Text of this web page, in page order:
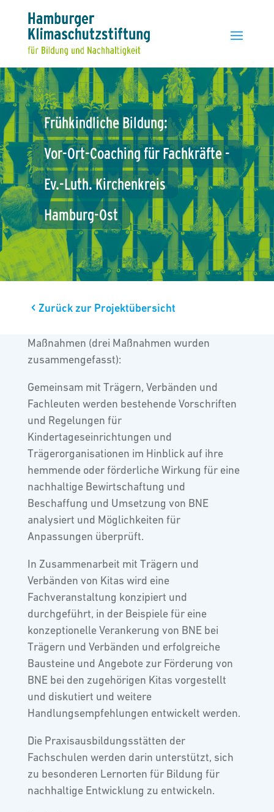
Frühkindliche Bildung:
Vor-Ort-Coachingfür Fachkräfte-
Ev.-Luth.Kirchenkreis
Hamburg-Ost
Zurück zur Projektübersicht
Maßnahmen (drei Maßnahmen wurden
zusammengefasst):
Gemeinsam mit Trägern, Verbänden und
Fachleuten werden bestehende Vorschriften
und Regelungen für
Kindertageseinrichtungen und
Trägerorganisationen im Hinblick auf ihre
hemmende oder förderliche Wirkung für eine
nachhaltige Bewirtschaftung und
Beschaffung und Umsetzung von BNE
analysiert und Möglichkeiten für
Anpassungen überprüft.
In Zusammenarbeit mit Trägern und
Verbänden von Kitas wird eine
Fachveranstaltung konzipiert und
durchgeführt, in der Beispiele für eine
konzeptionelle Verankerung von BNE bei
Trägern und Verbänden und erfolgreiche
Bausteine und Angebote zur Förderung von
BNE bei den zugehörigen Kitas vorgestellt
und diskutiert und weitere
Handlungsempfehlungen entwickelt werden.
Die Praxisausbildungsstätten der
Fachschulen werden darin unterstützt, sich
zu besonderen Lernorten für Bildung für
nachhaltige Entwicklung zu entwickeln.